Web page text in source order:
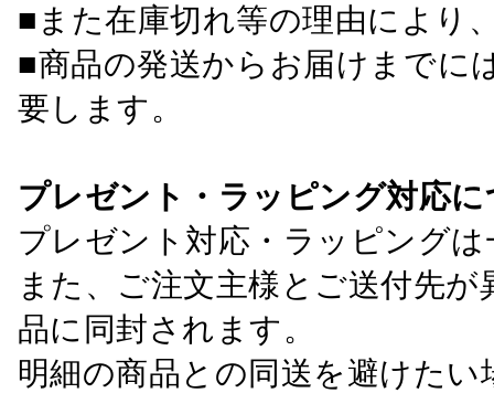
■また在庫切れ等の理由により
■商品の発送からお届けまでに
要します。
プレゼント・ラッピング対応
プレゼント対応・ラッピング
また、ご注文主様とご送付先
品に同封されます。
明細の商品との同送を避けた